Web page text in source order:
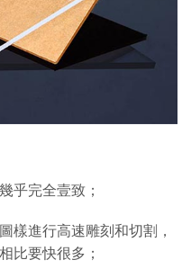
乎完全壹致；
樣進行高速雕刻和切割，
比要快很多；